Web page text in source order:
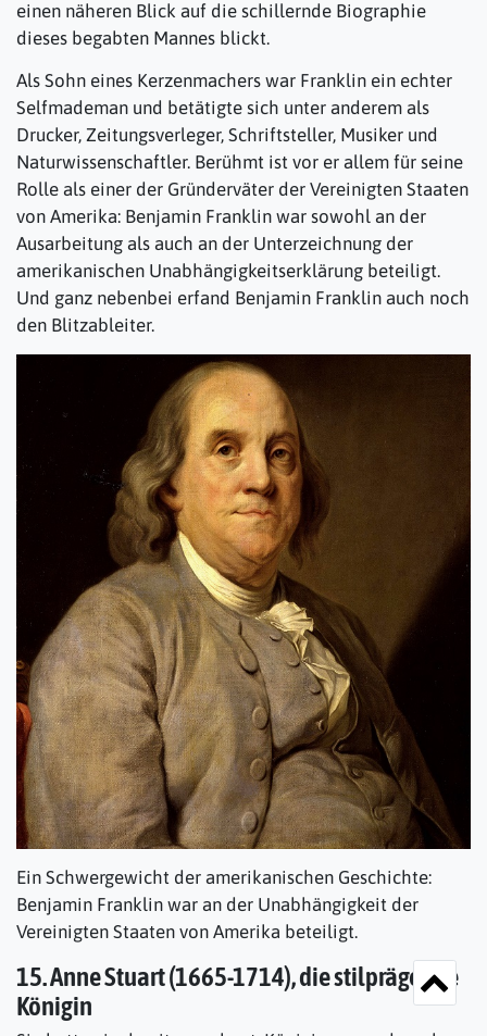
einen näheren Blick auf die schillernde Biographie
dieses begabten Mannes blickt.
Als Sohn eines Kerzenmachers war Franklin ein echter
Selfmademan und betätigte sich unter anderem als
Drucker, Zeitungsverleger, Schriftsteller, Musiker und
Naturwissenschaftler. Berühmt ist vor er allem für seine
Rolle als einer der Gründerväter der Vereinigten Staaten
von Amerika: Benjamin Franklin war sowohl an der
Ausarbeitung als auch an der Unterzeichnung der
amerikanischen Unabhängigkeitserklärung beteiligt.
Und ganz nebenbei erfand Benjamin Franklin auch noch
den Blitzableiter.
Ein Schwergewicht der amerikanischen Geschichte:
Benjamin Franklin war an der Unabhängigkeit der
Vereinigten Staaten von Amerika beteiligt.
15. Anne Stuart (1665-1714), die stilprägende
Königin